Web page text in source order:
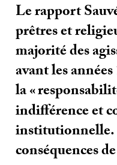
Le rapport
prêtres et
majorité des
avant les
la «
indifférence et
institutionnelle.
conséquences